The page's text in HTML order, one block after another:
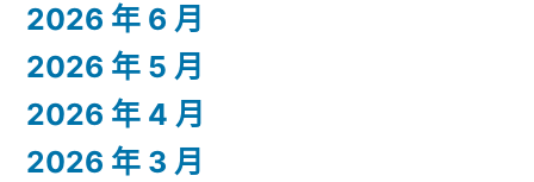
2026 年 6 月
2026 年 5 月
2026 年 4 月
2026 年 3 月